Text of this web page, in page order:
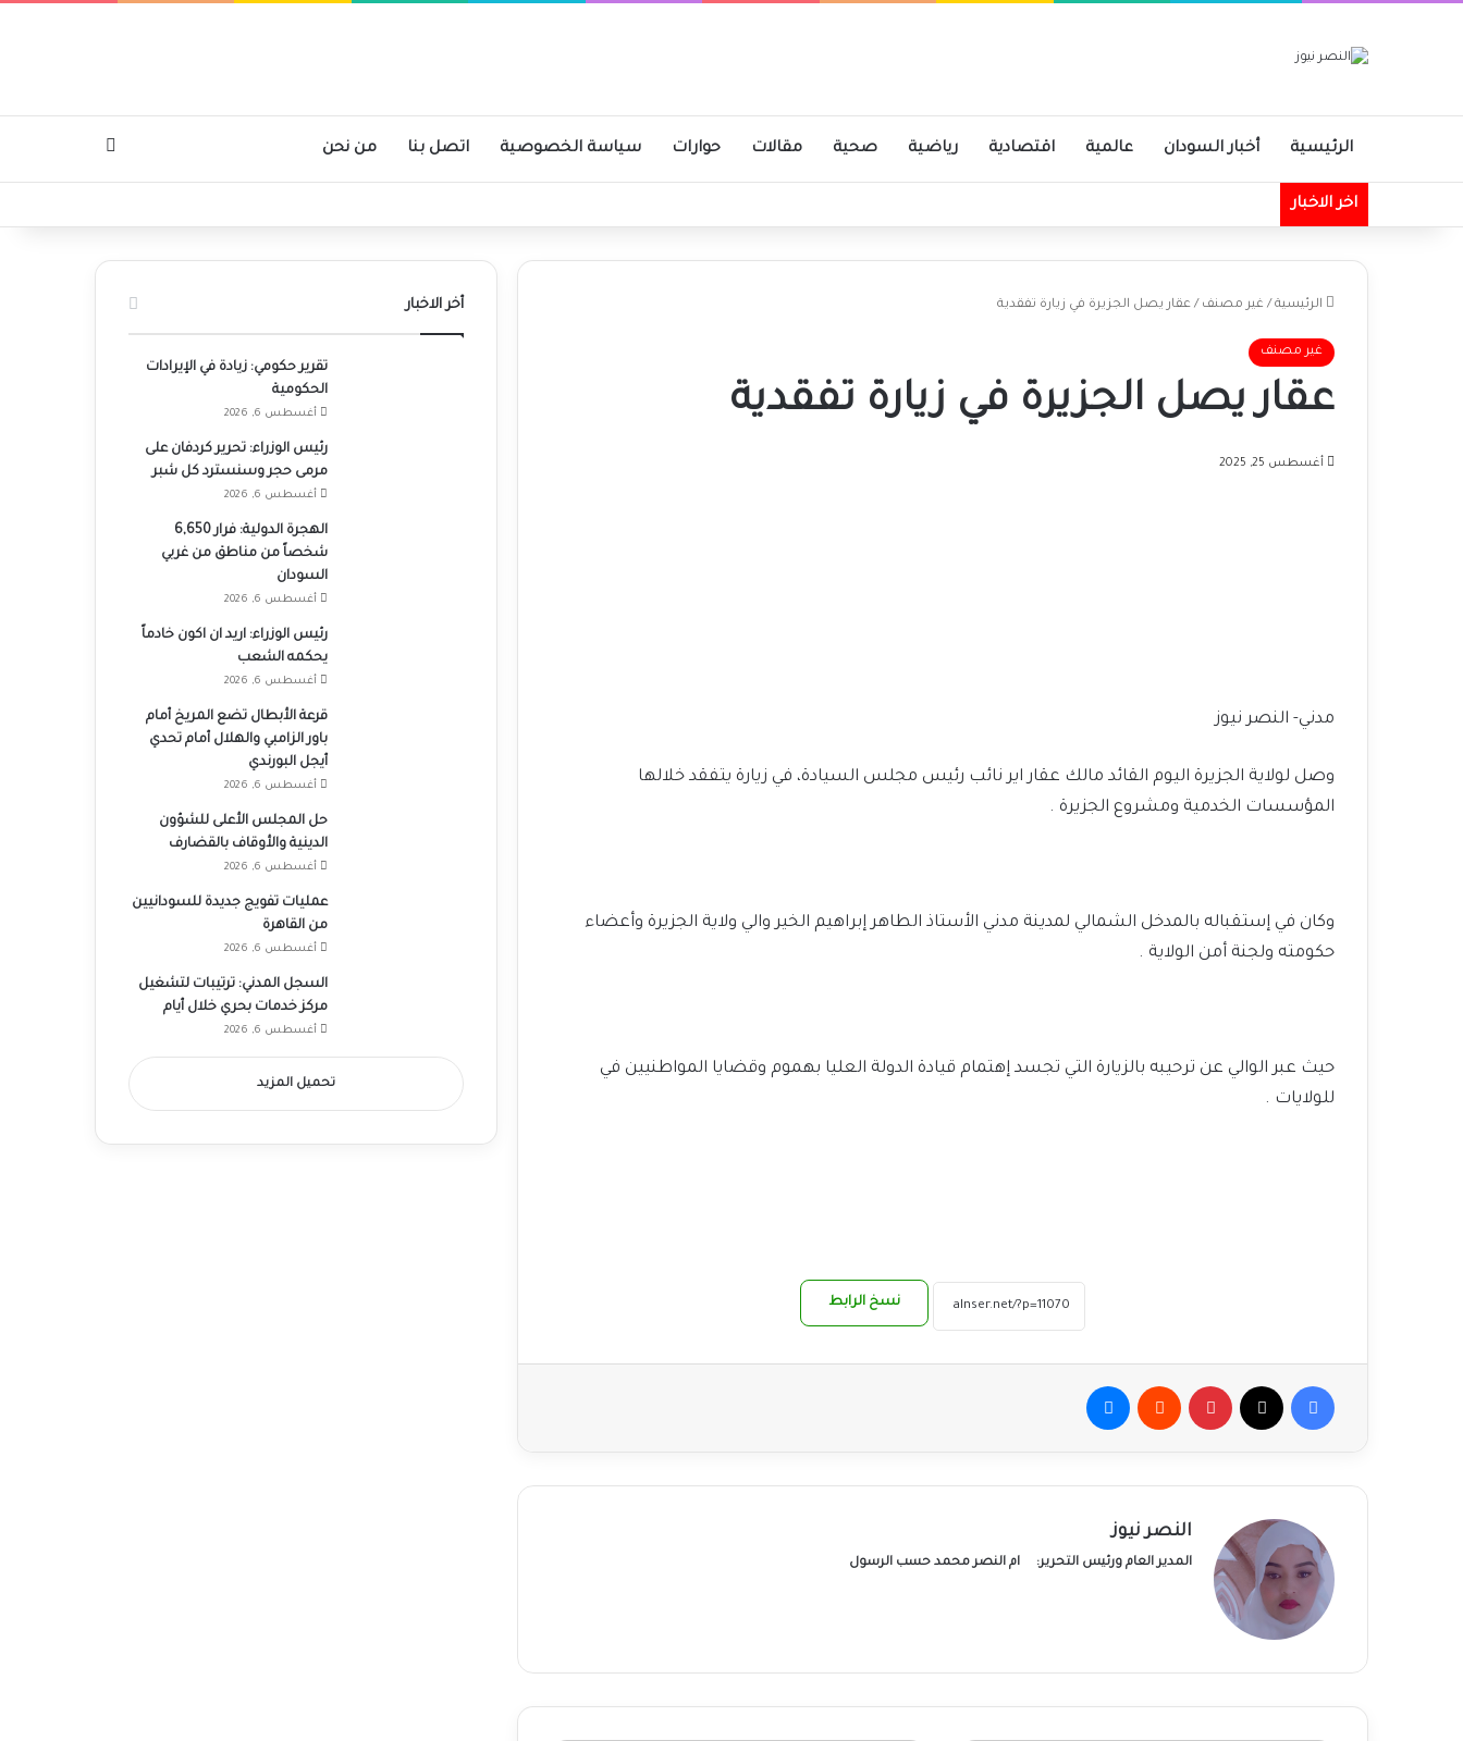
الرئيسية أخبار السودان عالمية اقتصادية رياضية صحية مقالات حوارات سياسة الخصوصية اتصل بنا من نحن
اخر الاخبار
الرئيسية / غير مصنف / عقار يصل الجزيرة في زيارة تفقدية
غير مصنف
عقار يصل الجزيرة في زيارة تفقدية
أغسطس 25, 2025
مدني- النصر نيوز
وصل لولاية الجزيرة اليوم القائد مالك عقار اير نائب رئيس مجلس السيادة، في زيارة يتفقد خلالها
المؤسسات الخدمية ومشروع الجزيرة .
وكان في إستقباله بالمدخل الشمالي لمدينة مدني الأستاذ الطاهر إبراهيم الخير والي ولاية الجزيرة وأعضاء
حكومته ولجنة أمن الولاية .
حيث عبر الوالي عن ترحيبه بالزيارة التي تجسد إهتمام قيادة الدولة العليا بهموم وقضايا المواطنيين في
للولايات .
نسخ الرابط
فيسبوك بينتيريست
النصر نيوز
المدير العام ورئيس التحرير: ام النصر محمد حسب الرسول
أخر الاخبار
تقرير حكومي: زيادة في الإيرادات
الحكومية
أغسطس 6, 2026
رئيس الوزراء: تحرير كردفان على
مرمى حجر وسنسترد كل شبر
أغسطس 6, 2026
الهجرة الدولية: فرار 6,650
شخصاً من مناطق من غربي
السودان
أغسطس 6, 2026
رئيس الوزراء: اريد ان اكون خادماً
يحكمه الشعب
أغسطس 6, 2026
قرعة الأبطال تضع المريخ أمام
باور الزامبي والهلال أمام تحدي
أيجل البورندي
أغسطس 6, 2026
حل المجلس الأعلى للشؤون
الدينية والأوقاف بالقضارف
أغسطس 6, 2026
عمليات تفويج جديدة للسودانيين
من القاهرة
أغسطس 6, 2026
السجل المدني: ترتيبات لتشغيل
مركز خدمات بحري خلال أيام
أغسطس 6, 2026
تحميل المزيد